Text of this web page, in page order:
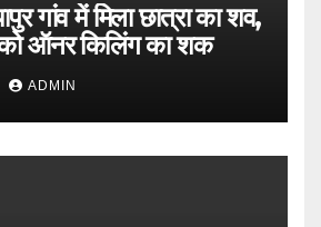
गांव में मिला छात्रा का शव,
ऑनर किलिंग का शक
ADMIN